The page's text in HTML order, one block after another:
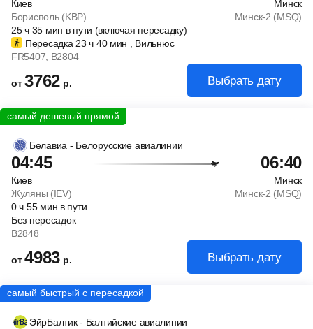
Киев
Минск
Борисполь (KBP)
Минск-2 (MSQ)
25ч35 мин в пути (включая пересадку)
Пересадка 23ч 40 мин , Вильнюс
FR5407 , B2804
от3762 р. Выбрать дату
Белавиа - Белорусские авиалинии
04:45 06:40
Киев
Минск
Жуляны (IEV)
Минск-2 (MSQ)
0ч 55 мин в пути
Без пересадок
B2848
от4983 р. Выбрать дату
ЭйрБалтик - Балтийские авиалинии